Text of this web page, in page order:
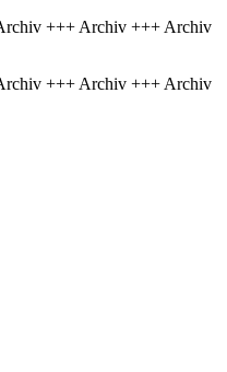
+++ Archiv +++ Archiv
+++ Archiv +++ Archiv